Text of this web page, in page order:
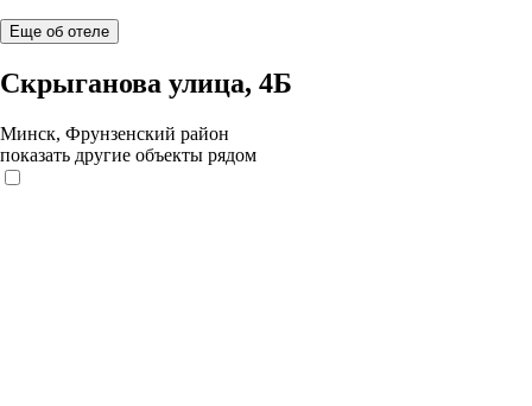
Еще об отеле
Скрыганова улица, 4Б
Минск, Фрунзенский район
показать другие объекты рядом